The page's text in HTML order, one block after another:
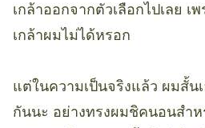
เกล้าออกจากตัวเลือกไปเลย
เกล้าผมไม่ได้หรอก
แต่ในความเป็นจริงแล้ว ผมสั้น
กันนะ อย่างทรงผมชิคนอนสำห